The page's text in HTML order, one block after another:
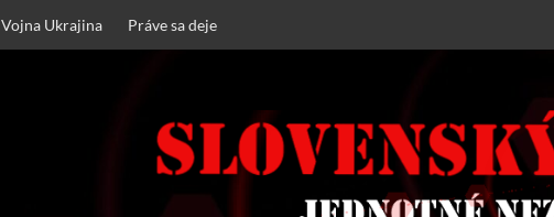
Vojna Ukrajina Práve sa deje